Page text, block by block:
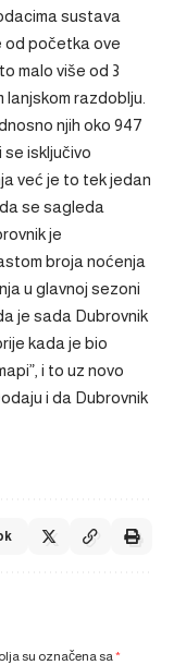
sustava
od početka ove
malo više od 3
razdoblju.
njih oko 947
isključivo
već je to tek jedan
se sagleda
je
broja noćenja
u glavnoj sezoni
je sada Dubrovnik
kada je bio
i to uz novo
i da Dubrovnik
su označena sa*